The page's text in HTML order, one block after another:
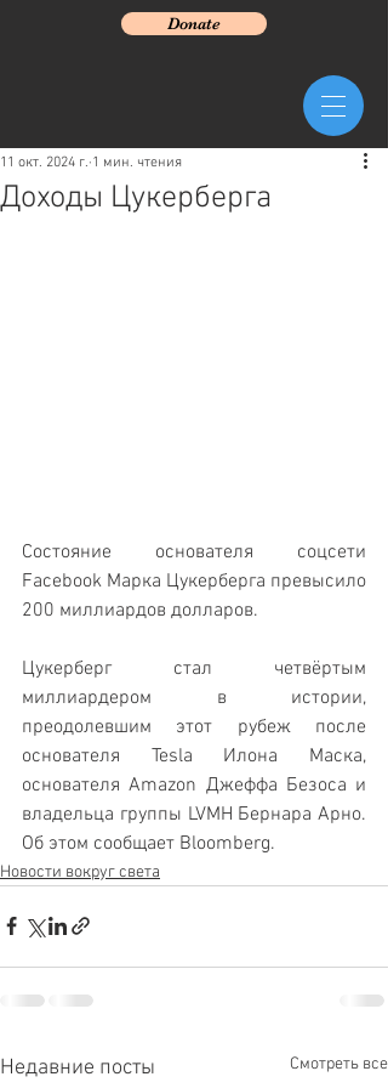
Donate
Доходы Цукерберга
11 окт. 2024 г. 1 мин. чтения
Состояние основателя соцсети
Facebook Марка Цукерберга превысило
200 миллиардов долларов.
Цукерберг стал четвёртым
миллиардером в истории,
преодолевшим этот рубеж после
основателя Tesla Илона Маска,
основателя Amazon Джеффа Безоса и
владельца группы LVMH Бернара Арно.
Об этом сообщает Bloomberg.
Новости вокруг света
Недавние посты Смотреть все